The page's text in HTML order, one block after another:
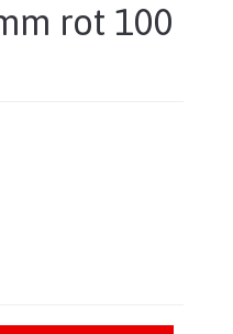
rot 100